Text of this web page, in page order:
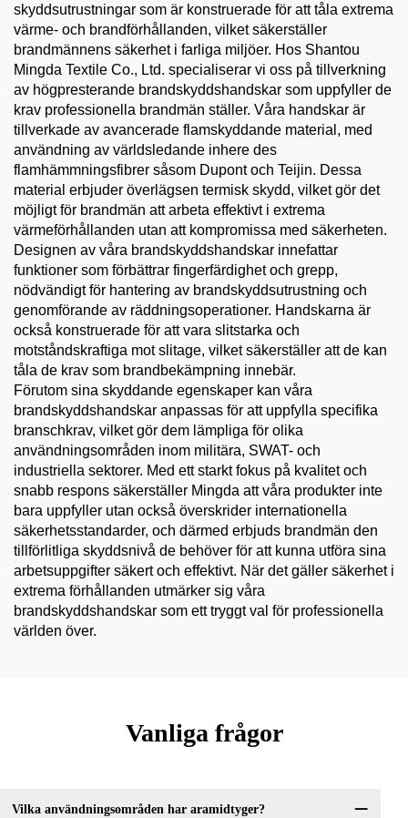
skyddsutrustningar som är konstruerade för att tåla extrema
värme- och brandförhållanden, vilket säkerställer
brandmännens säkerhet i farliga miljöer. Hos Shantou
Mingda Textile Co., Ltd. specialiserar vi oss på tillverkning
av högpresterande brandskyddshandskar som uppfyller de
krav professionella brandmän ställer. Våra handskar är
tillverkade av avancerade flamskyddande material, med
användning av världsledande inhere des
flamhämmningsfibrer såsom Dupont och Teijin. Dessa
material erbjuder överlägsen termisk skydd, vilket gör det
möjligt för brandmän att arbeta effektivt i extrema
värmeförhållanden utan att kompromissa med säkerheten.
Designen av våra brandskyddshandskar innefattar
funktioner som förbättrar fingerfärdighet och grepp,
nödvändigt för hantering av brandskyddsutrustning och
genomförande av räddningsoperationer. Handskarna är
också konstruerade för att vara slitstarka och
motståndskraftiga mot slitage, vilket säkerställer att de kan
tåla de krav som brandbekämpning innebär.
Förutom sina skyddande egenskaper kan våra
brandskyddshandskar anpassas för att uppfylla specifika
branschkrav, vilket gör dem lämpliga för olika
användningsområden inom militära, SWAT- och
industriella sektorer. Med ett starkt fokus på kvalitet och
snabb respons säkerställer Mingda att våra produkter inte
bara uppfyller utan också överskrider internationella
säkerhetsstandarder, och därmed erbjuds brandmän den
tillförlitliga skyddsnivå de behöver för att kunna utföra sina
arbetsuppgifter säkert och effektivt. När det gäller säkerhet i
extrema förhållanden utmärker sig våra
brandskyddshandskar som ett tryggt val för professionella
världen över.
Vanliga frågor
Vilka användningsområden har aramidtyger?